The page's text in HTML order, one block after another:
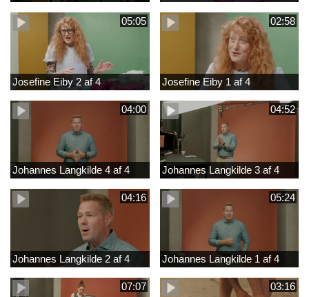
05:05
Josefine Eiby 2 af 4
02:58
Josefine Eiby 1 af 4
04:00
Johannes Langkilde 4 af 4
04:52
Johannes Langkilde 3 af 4
04:16
Johannes Langkilde 2 af 4
05:24
Johannes Langkilde 1 af 4
07:07 03:16